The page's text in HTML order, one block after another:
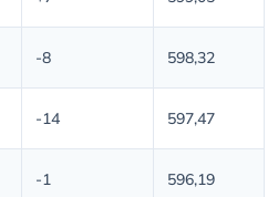
-8 598,32
-14 597,47
-1 596,19